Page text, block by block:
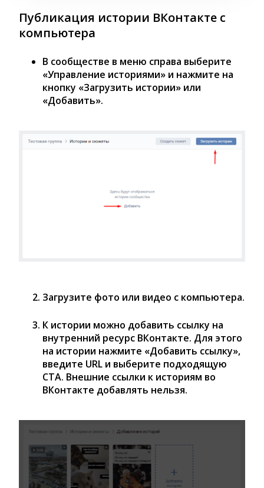
Публикация истории ВКонтакте с
компьютера
В сообществе в меню справа выберите
«Управление историями» и нажмите на
кнопку «Загрузить истории» или
«Добавить».
Загрузите фото или видео с компьютера.
К истории можно добавить ссылку на
внутренний ресурс ВКонтакте. Для этого
на истории нажмите «Добавить ссылку»,
введите URL и выберите подходящую
CTA. Внешние ссылки к историям во
ВКонтакте добавлять нельзя.